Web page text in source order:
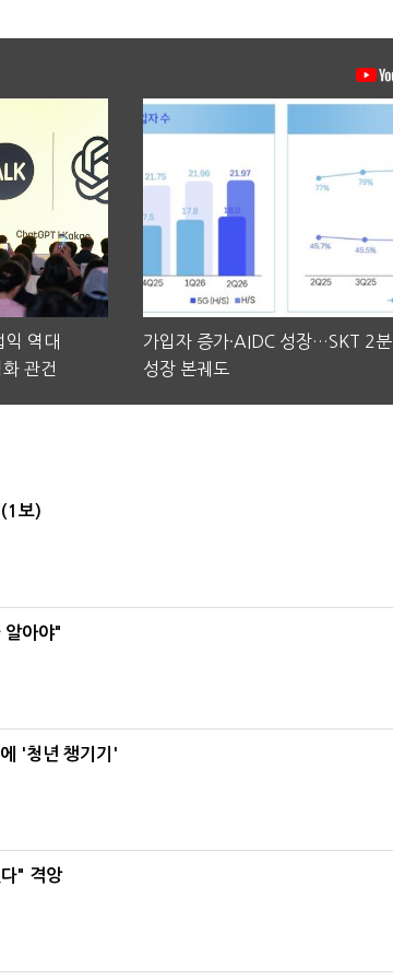
익 역대
관건
가입자 증가·AIDC 성장…SKT 2
성장 본궤도
보)
알아야"
'청년 챙기기'
" 격앙